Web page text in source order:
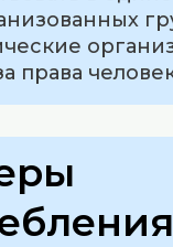
права